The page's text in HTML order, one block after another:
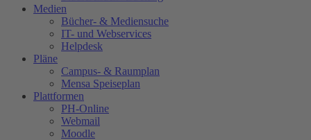
Medien
Bücher- & Mediensuche
IT- und Webservices
Helpdesk
Pläne
Campus- & Raumplan
Mensa Speiseplan
Plattformen
PH-Online
Webmail
Moodle